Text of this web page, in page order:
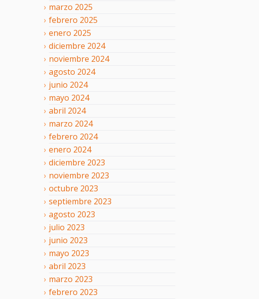
marzo 2025
febrero 2025
enero 2025
diciembre 2024
noviembre 2024
agosto 2024
junio 2024
mayo 2024
abril 2024
marzo 2024
febrero 2024
enero 2024
diciembre 2023
noviembre 2023
octubre 2023
septiembre 2023
agosto 2023
julio 2023
junio 2023
mayo 2023
abril 2023
marzo 2023
febrero 2023